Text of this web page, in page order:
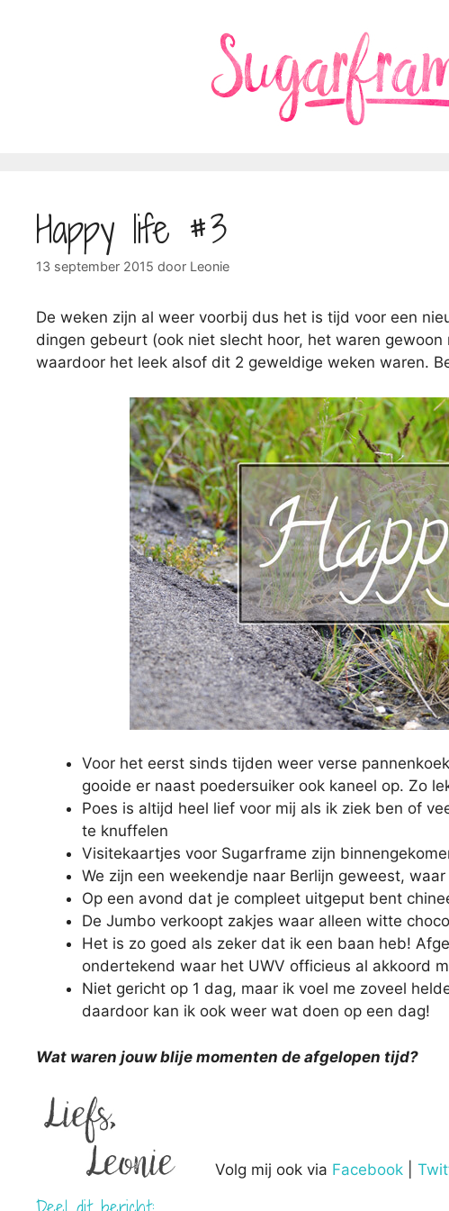
Happy life #3
13 september 2015 door Leonie
De weken zijn al weer voorbij dus het is tijd voor een
dingen gebeurt (ook niet slecht hoor, het waren
waardoor het leek alsof dit 2 geweldige weken waren.
Voor het eerst sinds tijden weer verse
gooide er naast poedersuiker ook kaneel op. Zo
Poes is altijd heel lief voor mij als ik ziek ben of
te knuffelen
Visitekaartjes voor Sugarframe zijn
We zijn een weekendje naar Berlijn geweest,
Op een avond dat je compleet uitgeput bent
De Jumbo verkoopt zakjes waar alleen witte
Het is zo goed als zeker dat ik een baan heb!
ondertekend waar het UWV officieus al akkoord
Niet gericht op 1 dag, maar ik voel me zoveel
daardoor kan ik ook weer wat doen op een dag!
Wat waren jouw blije momenten de afgelopen tijd?
Volg mij ook via Facebook|